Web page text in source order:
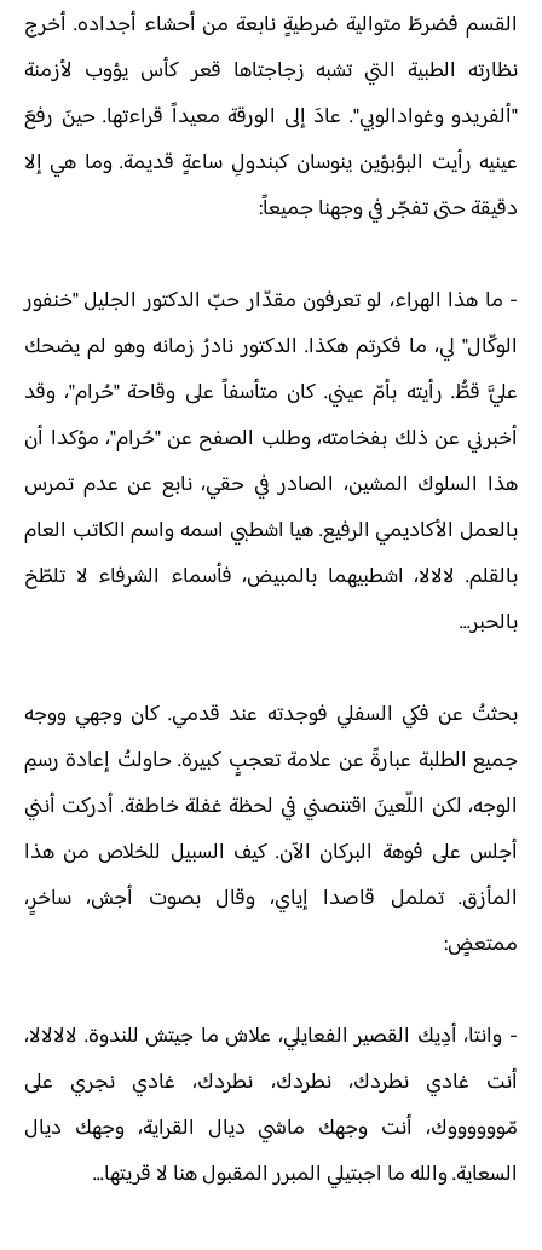
القسم فضرطَ متوالية ضرطيةٍ نابعة من أحشاء أجداده. أخرج
نظارته الطبية التي تشبه زجاجتاها قعر كأس يؤوب لأزمنة
"ألفريدو وغوادالوبي". عادَ إلى الورقة معيداً قراءتها. حينَ رفعَ
عينيه رأيت البؤبؤين ينوسان كبندولِ ساعةٍ قديمة. وما هي إلا
دقيقة حتى تفجّر في وجهنا جميعاً:
- ما هذا الهراء، لو تعرفون مقدّار حبّ الدكتور الجليل "خنفور
الوكّال" لي، ما فكرتم هكذا. الدكتور نادرُ زمانه وهو لم يضحك
عليَّ قطُّ. رأيته بأمّ عيني. كان متأسفاً على وقاحة "حُرام"، وقد
أخبرني عن ذلك بفخامته، وطلب الصفح عن "حُرام"، مؤكدا أن
هذا السلوك المشين، الصادر في حقي، نابع عن عدم تمرس
بالعمل الأكاديمي الرفيع. هيا اشطبي اسمه واسم الكاتب العام
بالقلم. لالالا، اشطبيهما بالمبيض، فأسماء الشرفاء لا تلطّخ
بالحبر...
بحثتُ عن فكي السفلي فوجدته عند قدمي. كان وجهي ووجه
جميع الطلبة عبارةً عن علامة تعجبٍ كبيرة. حاولتُ إعادة رسمِ
الوجه، لكن اللّعينَ اقتنصني في لحظة غفلة خاطفة. أدركت أنني
أجلس على فوهة البركان الآن. كيف السبيل للخلاص من هذا
المأزق. تململ قاصدا إياي، وقال بصوت أجش، ساخرٍ،
ممتعضٍ:
- وانتا، أدِيك القصير الفعايلي، علاش ما جيتش للندوة. لالالالا،
أنت غادي نطردك، نطردك، نطردك، غادي نجري على
مّووووووك، أنت وجهك ماشي ديال القراية، وجهك ديال
السعاية. والله ما اجبتيلي المبرر المقبول هنا لا قريتها...